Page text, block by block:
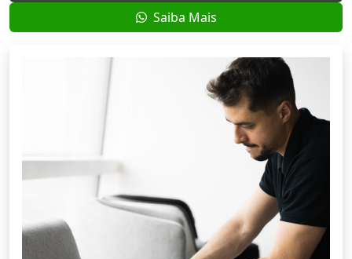
Saiba Mais